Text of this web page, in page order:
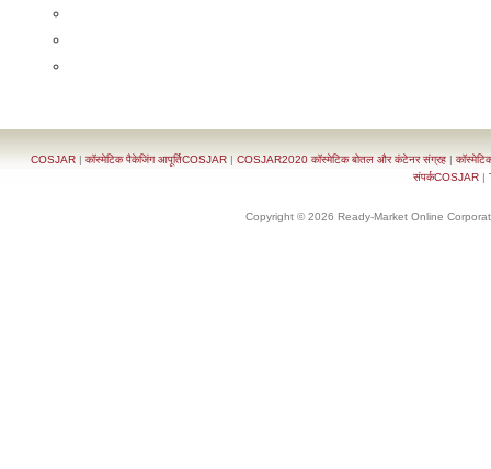
COSJAR |कॉस्मेटिक पैकेजिंग आपूर्तिCOSJAR | COSJAR2020 कॉस्मेटिक बोतल और कंटेनर संग्रह |
संपर्कCOSJAR |
Copyright © 2026 Ready-Market Online